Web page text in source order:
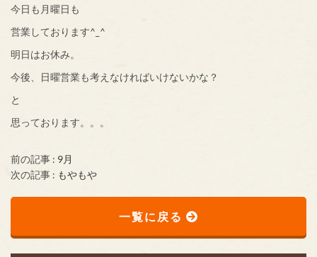
今日も月曜日も
営業しております^_^
明日はお休み。
今後、日曜営業も考えなければいけないかな？
と
思っております。。。
前の記事 : 9月
次の記事 : もやもや
一覧に戻る